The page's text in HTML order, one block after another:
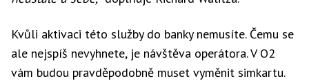
Kvůli aktivaci této služby do banky nemusíte. Čemu se
ale nejspíš nevyhnete, je návštěva operátora. V O2
vám budou pravděpodobně muset vyměnit simkartu.